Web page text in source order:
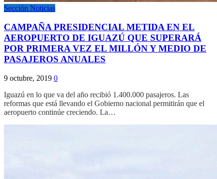
Sección Noticias
CAMPAÑA PRESIDENCIAL METIDA EN EL
AEROPUERTO DE IGUAZÚ QUE SUPERARÁ
POR PRIMERA VEZ EL MILLÓN Y MEDIO DE
PASAJEROS ANUALES
9 octubre, 2019 0
Iguazú en lo que va del año recibió 1.400.000 pasajeros. Las
reformas que está llevando el Gobierno nacional permitirán que el
aeropuerto continúe creciendo. La…